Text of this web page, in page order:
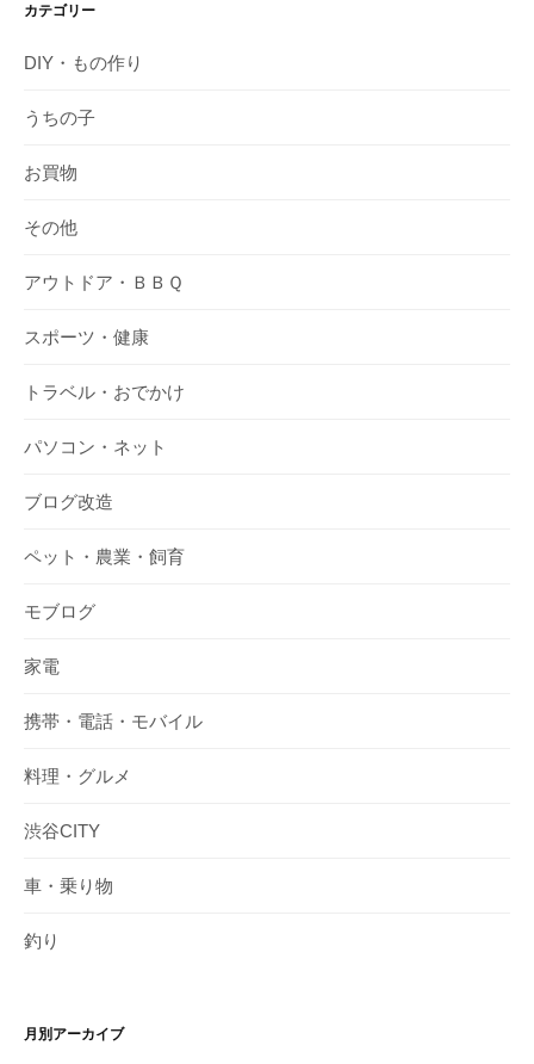
カテゴリー
DIY・もの作り
うちの子
お買物
その他
アウトドア・ＢＢＱ
スポーツ・健康
トラベル・おでかけ
パソコン・ネット
ブログ改造
ペット・農業・飼育
モブログ
家電
携帯・電話・モバイル
料理・グルメ
渋谷CITY
車・乗り物
釣り
月別アーカイブ